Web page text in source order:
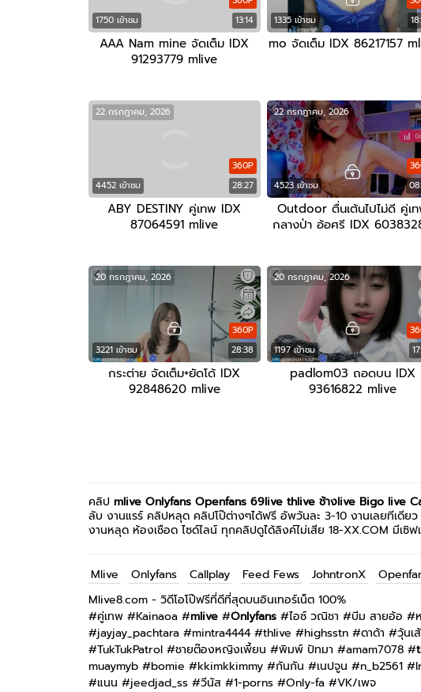
1750 เข้าชม 13:14
AAA Nam mine จัดเต็ม IDX
91293779 mlive
1335 เข้าชม
mo จัดเต็ม IDX 86217157
4452 เข้าชม 28:27
360P
22 กรกฎาคม, 2026
ABY DESTINY คู่เทพ IDX
87064591 mlive
4523 เข้าชม
22 กรกฎาคม, 2026
Outdoor ตื่นเต้นไปไม่ดี คู่เ
กลางป่า อ้อศรี IDX
3221 เข้าชม 28:38
360P
20 กรกฎาคม, 2026
กระต่าย จัดเต็ม+ยัดโด้ IDX
92848620 mlive
1197 เข้าชม
20 กรกฎาคม, 2026
padlom03 ถอดบน IDX
93616822 mlive
คลิป mlive Onlyfans Openfans 69live thlive ช้างlive Bigo live
ลับ งานแรร์ คลิปหลุด คลิปโป๊ต่างๆได้ฟรี อัพวันละ 3-10 งานเลยทีเดียว
งานหลุด ห้องเชือด ไซด์ไลน์ ทุกคลิปดูได้ลิงค์ไม่เสีย 18-XX.COM มีเซิ
Mlive Onlyfans Callplay Feed Fews JohntronX
Mlive8.com - วิดีโอโป๊ฟรีที่ดีที่สุดบนอินเทอร์เน็ต 100%
#คู่เทพ #Kainaoa #mlive #Onlyfans #ไอซ์ วณิชา #บีม สายอ้อ #
#jayjay_pachtara #mintra4444 #thlive #highsstn #ดาด้า #วุ้นเ
#TukTukPatrol #ชายต๊องหญิงเพี้ยน #พิมพ์ ปัทมา #amam7078 #
muaymyb #bomie #kkimkkimmy #กันกัน #เนปจูน #n_b2561 #
#แนน #jeedjad_ss #วีนัส #1-porns #Only-fa #VK/เพจ